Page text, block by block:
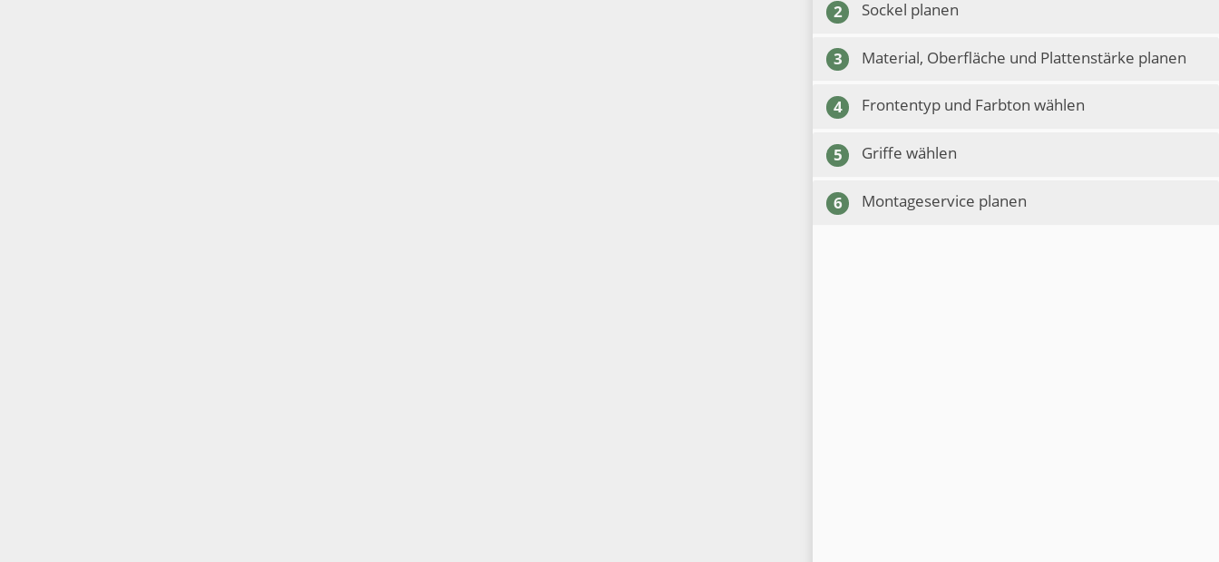
2 Sockel planen
3 Material, Oberfläche und Plattenstärke planen
4 Frontentyp und Farbton wählen
5 Griffe wählen
6 Montageservice planen